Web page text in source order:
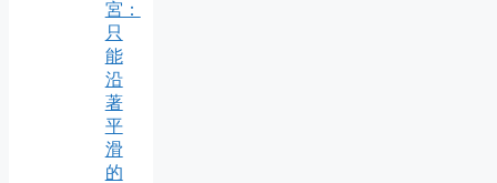
宮：
只
能
沿
著
平
滑
的